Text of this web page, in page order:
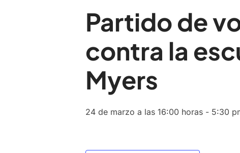
Partido de
contra la
Myers
24 de marzo a las 16:00 horas - 5:30